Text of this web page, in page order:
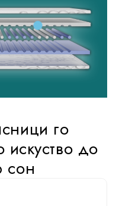
го
искуство до
сон